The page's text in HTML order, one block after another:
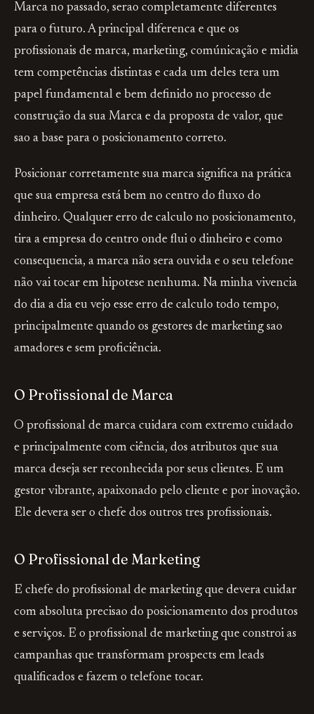
Marca no passado, serao completamente diferentes
para o futuro. A principal diferenca e que os
profissionais de marca, marketing, comúnicação e midia
tem competências distintas e cada um deles tera um
papel fundamental e bem definido no processo de
construção da sua Marca e da proposta de valor, que
sao a base para o posicionamento correto.
Posicionar corretamente sua marca significa na prática
que sua empresa está bem no centro do fluxo do
dinheiro. Qualquer erro de calculo no posicionamento,
tira a empresa do centro onde flui o dinheiro e como
consequencia, a marca não sera ouvida e o seu telefone
não vai tocar em hipotese nenhuma. Na minha vivencia
do dia a dia eu vejo esse erro de calculo todo tempo,
principalmente quando os gestores de marketing sao
amadores e sem proficiência.
O Profissional de Marca
O profissional de marca cuidara com extremo cuidado
e principalmente com ciência, dos atributos que sua
marca deseja ser reconhecida por seus clientes. E um
gestor vibrante, apaixonado pelo cliente e por inovação.
Ele devera ser o chefe dos outros tres profissionais.
O Profissional de Marketing
E chefe do profissional de marketing que devera cuidar
com absoluta precisao do posicionamento dos produtos
e serviços. E o profissional de marketing que constroi as
campanhas que transformam prospects em leads
qualificados e fazem o telefone tocar.